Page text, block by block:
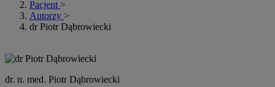
Pacjent >
Autorzy >
dr Piotr Dąbrowiecki
dr. n. med. Piotr Dąbrowiecki